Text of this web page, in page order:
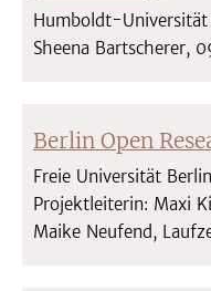
Humboldt-
Sheena Bartscherer,
Berlin Open
Freie Universität
Projektleiterin: Maxi
Maike Neufend,